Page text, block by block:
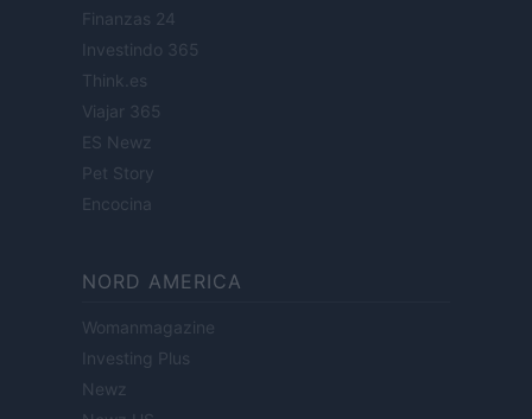
Finanzas 24
Investindo 365
Think.es
Viajar 365
ES Newz
Pet Story
Encocina
NORD AMERICA
Womanmagazine
Investing Plus
Newz